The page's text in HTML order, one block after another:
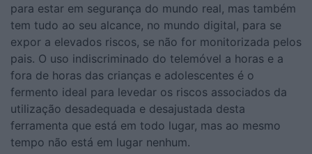
para estar em segurança do mundo real, mas também
tem tudo ao seu alcance, no mundo digital, para se
expor a elevados riscos, se não for monitorizada pelos
pais. O uso indiscriminado do telemóvel a horas e a
fora de horas das crianças e adolescentes é o
fermento ideal para levedar os riscos associados da
utilização desadequada e desajustada desta
ferramenta que está em todo lugar, mas ao mesmo
tempo não está em lugar nenhum.